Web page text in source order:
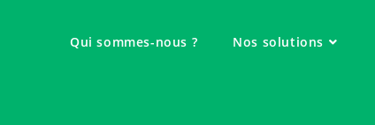
Qui sommes-nous ? Nos solutions